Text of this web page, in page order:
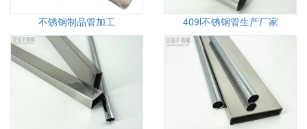
不锈钢制品管加工 409l不锈钢管生产厂家